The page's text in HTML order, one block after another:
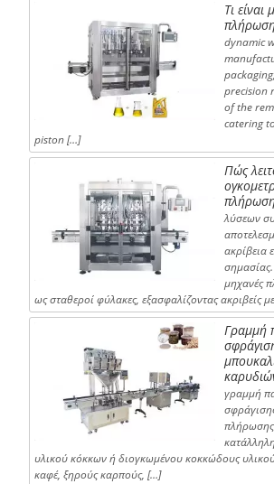
Τι
dynamic
precision
of the
catering
piston […]
Πώς
λύσεων
ακρίβεια
μηχανές
ως σταθεροί φύλακες, εξασφαλίζοντας ακριβείς
Γραμμή
γραμμή
πλήρωσης
υλικού κόκκων ή διογκωμένου κοκκώδους
καφέ, ξηρούς καρπούς, […]